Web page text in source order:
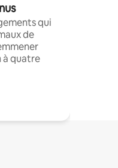
qui
de
à quatre